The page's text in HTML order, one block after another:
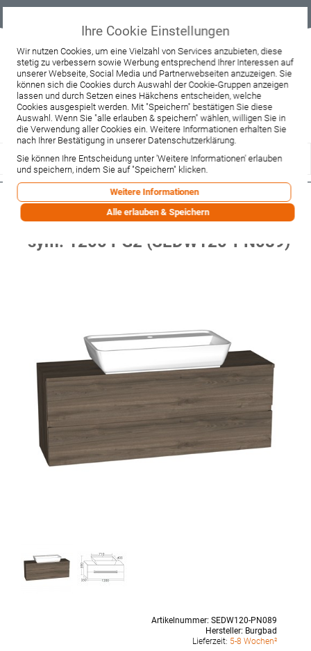
Beratung & Verkauf
+49 37467 66944
Montag - Freitag:
10:00 - 12:00 Uhr
13:00 - 16:00 Uhr
Samstag:
9:00 - 12:00 Uhr
Lieferzeitanfrage Widerruf
Burgbad Bel
Aufsatzwaschtisch+Unterschrank
sym. 1200 PG2 (SEDW120-PN089)
Artikelnummer: SEDW120-PN089
Hersteller: Burgbad
Lieferzeit: 5-8 Wochen²
Ihre Cookie Einstellungen
Wir nutzen Cookies, um eine Vielzahl von Services anzubieten, diese
stetig zu verbessern sowie Werbung entsprechend Ihrer Interessen auf
unserer Webseite, Social Media und Partnerwebseiten anzuzeigen. Sie
können sich die Cookies durch Auswahl der Cookie-Gruppen anzeigen
lassen und durch Setzen eines Häkchens entscheiden, welche
Cookies ausgespielt werden. Mit "Speichern" bestätigen Sie diese
Auswahl. Wenn Sie "alle erlauben & speichern" wählen, willigen Sie in
die Verwendung aller Cookies ein. Weitere Informationen erhalten Sie
nach Ihrer Bestätigung in unserer Datenschutzerklärung.
Sie können Ihre Entscheidung unter 'Weitere Informationen' erlauben
und speichern, indem Sie auf "Speichern" klicken.
Weitere Informationen
Alle erlauben & Speichern